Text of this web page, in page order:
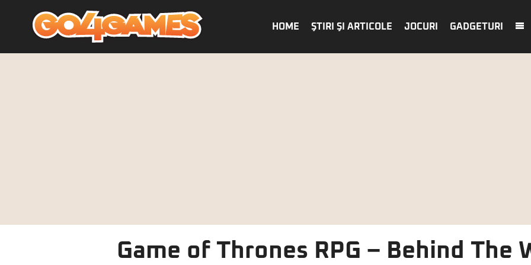
HOME ŞTIRI ŞI ARTICOLE JOCURI GADGETURI
Game of Thrones RPG – Behind The